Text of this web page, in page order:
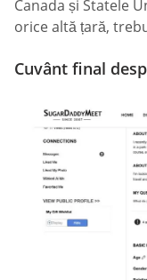
Canada și Statele
orice altă țară,
Cuvânt final